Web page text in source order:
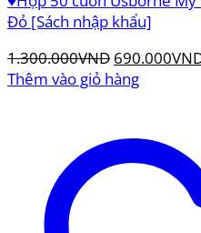
Đỏ [Sách nhập khẩu]
1.300.000VND Giá
gốc
690.000
Thêm vào giỏ hàng